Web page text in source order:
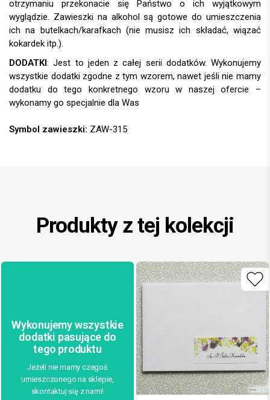
DODATKI:
Symbol zawieszki: ZAW-315
Produkty z tej kolekcji
Wykonujemy wszystkie
dodatki pasujące do
tego produktu
Jeżeli nie mamy czegoś
umieszczonego na sklepie,
skontaktuj się z nami!